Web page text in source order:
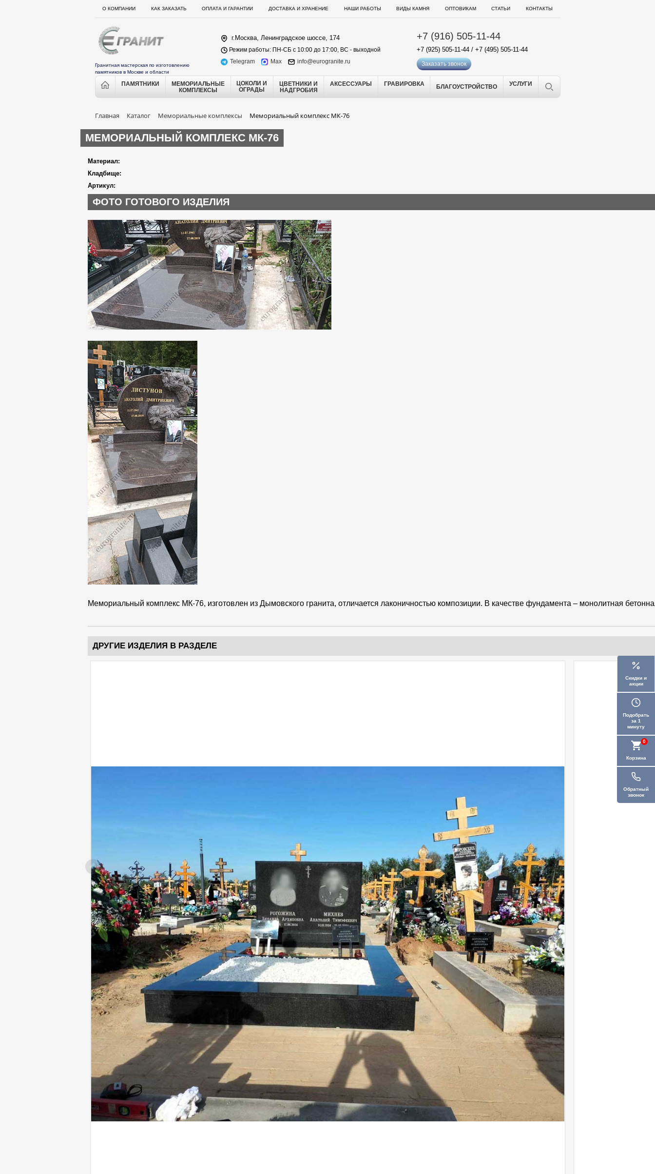
Скидки и
акции
Подобрать
за 1
минуту
Корзина
0
Обратный
звонок
О КОМПАНИИ КАК ЗАКАЗАТЬ ОПЛАТА И ГАРАНТИИ ДОСТАВКА И ХРАНЕНИЕ НАШИ РАБОТЫ ВИДЫ КАМНЯ ОПТОВИКАМ СТАТЬИ КОНТАКТЫ
Гранитная мастерская по изготовлению
памятников в Москве и области
г.Москва, Ленинградское шоссе, 174
Режим работы: ПН-СБ с 10:00 до 17:00, ВС - выходной
Telegram
Max info@eurogranite.ru
+7 (916) 505-11-44
+7 (925) 505-11-44 / +7 (495) 505-11-44
Заказать звонок
ПАМЯТНИКИ
МЕМОРИАЛЬНЫЕ
КОМПЛЕКСЫ
ЦОКОЛИ И
ОГРАДЫ
ЦВЕТНИКИ И
НАДГРОБИЯ
АКСЕССУАРЫ ГРАВИРОВКА БЛАГОУСТРОЙСТВО УСЛУГИ
Главная Каталог Мемориальные комплексы Мемориальный комплекс МК-76
МЕМОРИАЛЬНЫЙ КОМПЛЕКС МК-76
Материал:
Кладбище:
Артикул:
ФОТО ГОТОВОГО ИЗДЕЛИЯ
Мемориальный комплекс МК-76, изготовлен из Дымовского гранита, отличается лаконичностью композиции. В качестве фундамента – монолитная
ДРУГИЕ ИЗДЕЛИЯ В РАЗДЕЛЕ